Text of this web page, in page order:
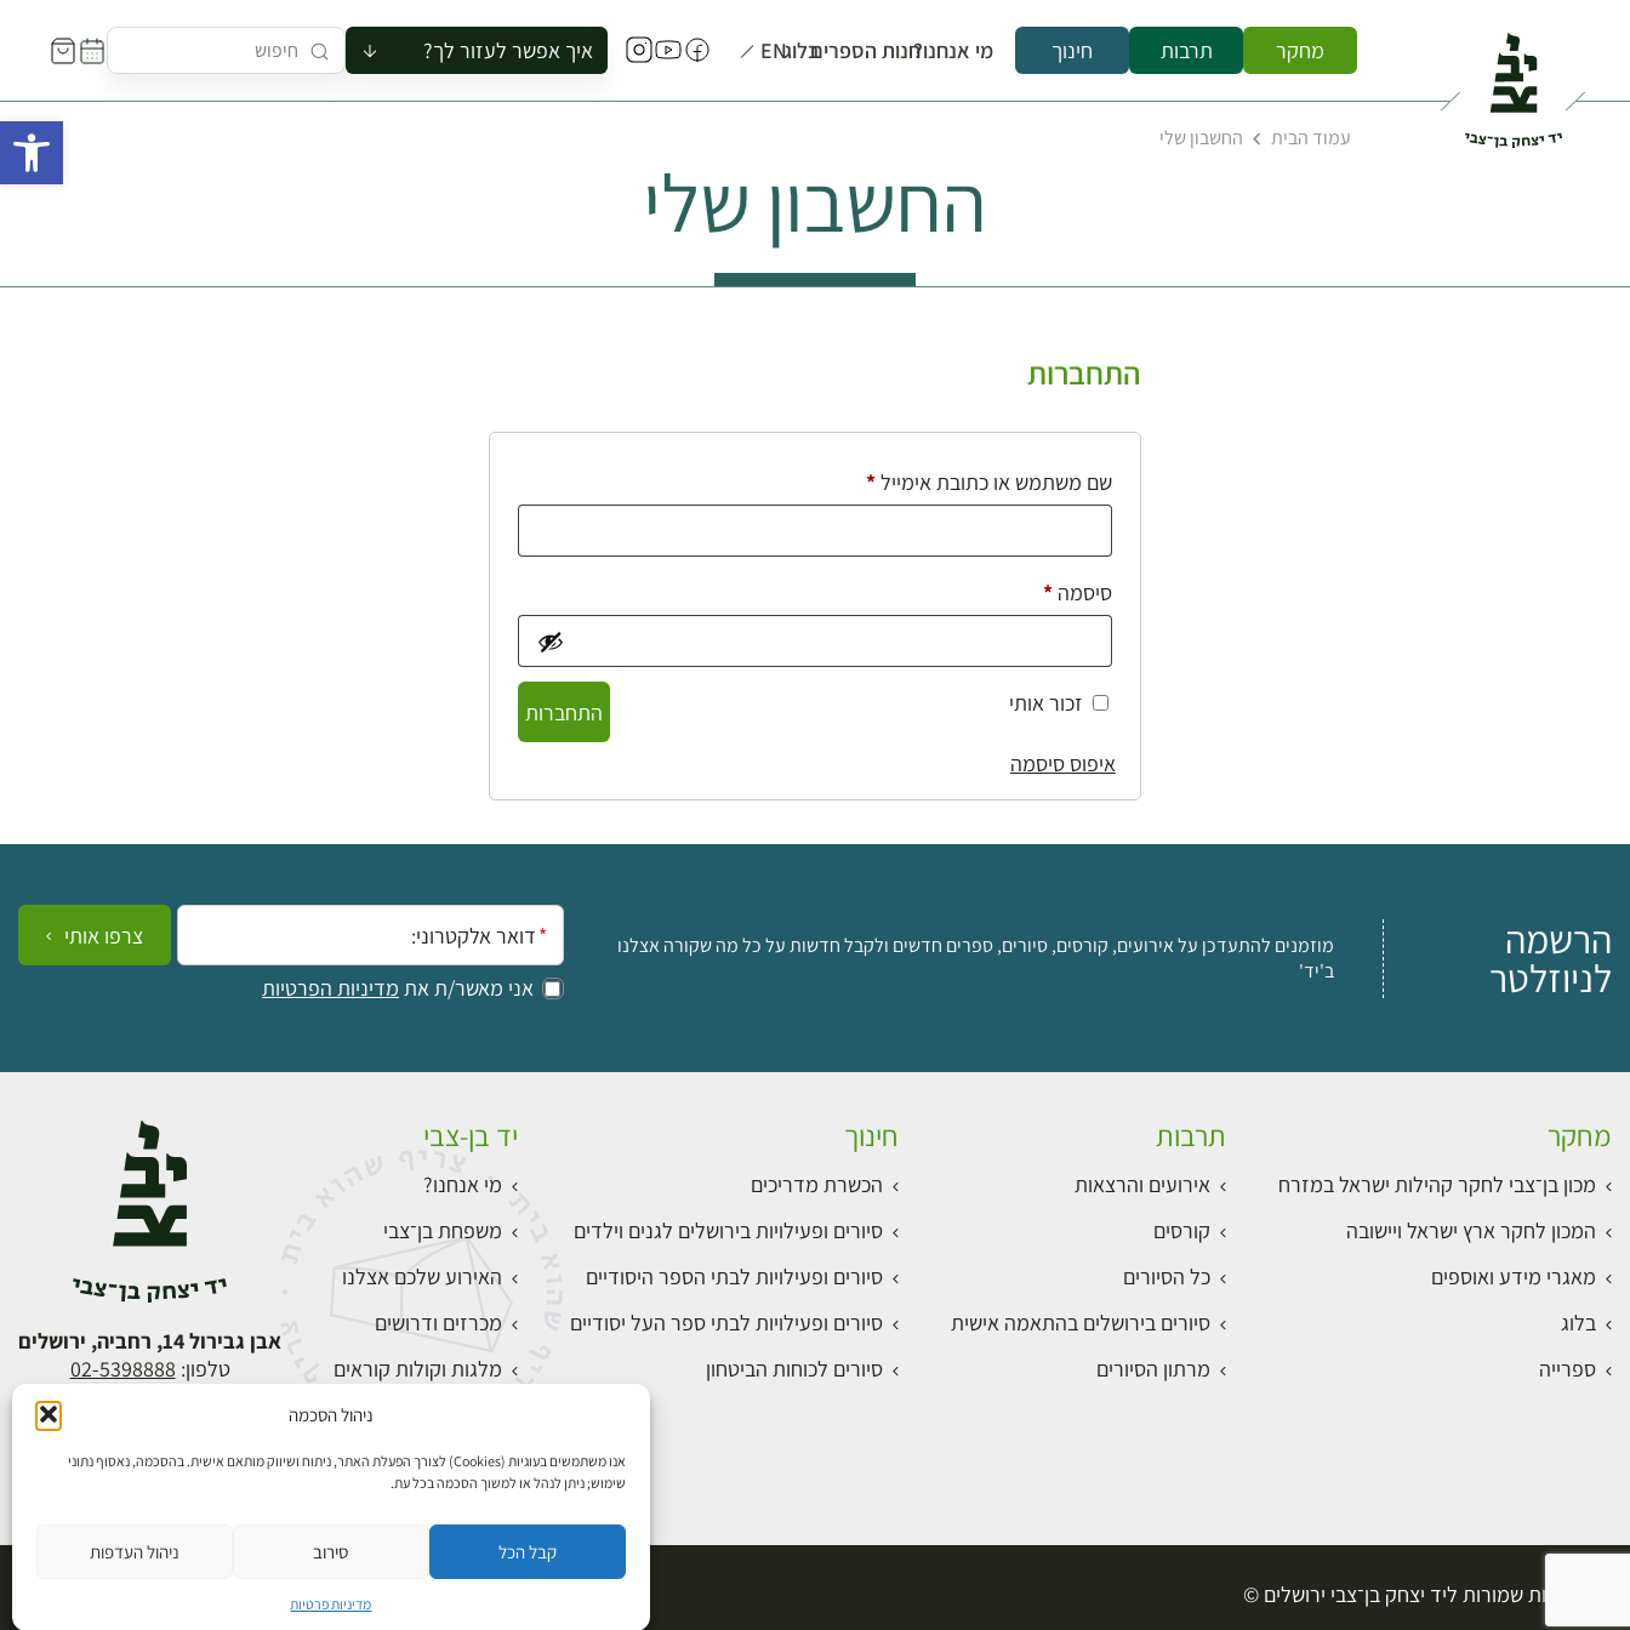
ניהול הסכמה
אנו משתמשים בעוגיות (Cookies) לצורך הפעלת האתר, ניתוח ושיווק מותאם אישית. בהסכמה, נאסוף נתוני
שימוש; ניתן לנהל או למשוך הסכמה בכל עת.
קבל הכל סירוב ניהול העדפות
מדיניות פרטיות
מחקר תרבות חינוך מי אנחנו?חנות הספריםבלוגEN איך אפשר לעזור לך?
להזמין סיור לקבוצה
לתאם ביקור בצריף
עמוד הבית החשבון שלי
החשבון שלי
התחברות
שם משתמש או כתובת אימייל*חובה
סיסמה*חובה
זכור אותי
התחברות
איפוס סיסמה
הרשמה
לניוזלטר
מוזמנים להתעדכן על אירועים, קורסים, סיורים, ספרים חדשים ולקבל חדשות על כל מה שקורה אצלנו
ב'יד'
אימייל:
אני מאשר/ת את מדיניות הפרטיות
צרפו אותי
מחקר
מכון בן־צבי לחקר קהילות ישראל במזרח
המכון לחקר ארץ ישראל ויישובה
מאגרי מידע ואוספים
בלוג
ספרייה
תרבות
אירועים והרצאות
קורסים
כל הסיורים
סיורים בירושלים בהתאמה אישית
מרתון הסיורים
חינוך
הכשרת מדריכים
סיורים ופעילויות בירושלים לגנים וילדים
סיורים ופעילויות לבתי הספר היסודיים
סיורים ופעילויות לבתי ספר העל יסודיים
סיורים לכוחות הביטחון
יד בן-צבי
מי אנחנו?
משפחת בן־צבי
האירוע שלכם אצלנו
מכרזים ודרושים
מלגות וקולות קוראים
התחברות
אבן גבירול 14, רחביה, ירושלים
טלפון: 02-5398888
כל הזכויות שמורות ליד יצחק בן־צבי ירושלים ©